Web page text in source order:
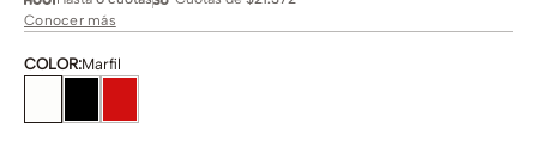
Conocer más
COLOR:Marfil